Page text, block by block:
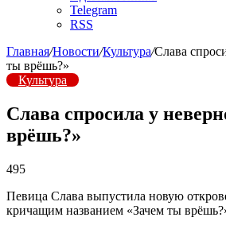
Telegram
RSS
Главная/Новости/Культура/Слава
ты врёшь?»
Культура
Слава спросила у
врёшь?»
495
Певица Слава выпустила новую
кричащим названием «Зачем ты